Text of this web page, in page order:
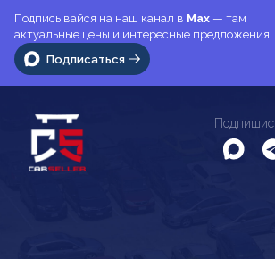
Подписывайся на наш канал в Max — там
актуальные цены и интересные предложения
Подписаться